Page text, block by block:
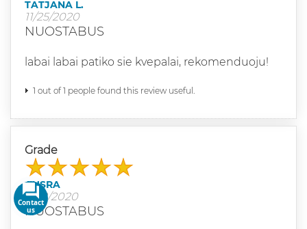
TATJANA L.
11/25/2020
NUOSTABUS
labai labai patiko sie kvepalai, rekomenduoju!
1 out of 1 people found this review useful.
Grade
AUSRA
11/18/2020
NUOSTABUS